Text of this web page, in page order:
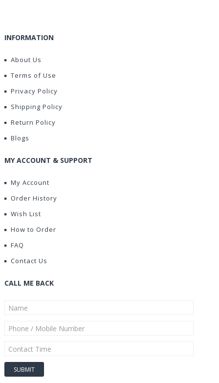
INFORMATION
About Us
Terms of Use
Privacy Policy
Shipping Policy
Return Policy
Blogs
MY ACCOUNT & SUPPORT
My Account
Order History
Wish List
How to Order
FAQ
Contact Us
CALL ME BACK